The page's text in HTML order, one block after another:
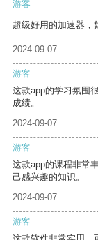
游客
超级好用的加速器，
2024-09-07
游客
这款app的学习氛围
成绩。
2024-09-07
游客
这款app的课程非常
己感兴趣的知识。
2024-09-07
游客